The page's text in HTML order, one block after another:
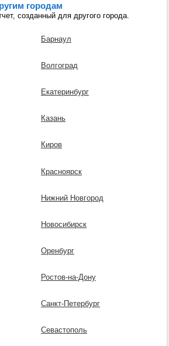
городам
созданный для другого города.
Барнаул
Волгоград
Екатеринбург
Казань
Киров
Красноярск
Нижний Новгород
Новосибирск
Оренбург
Ростов-на-Дону
Санкт-Петербург
Севастополь